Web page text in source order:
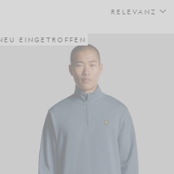
RELEVANZ
EINGETROFFEN